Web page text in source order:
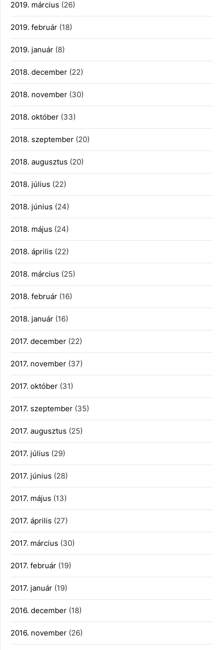
2019. március (26)
2019. február (18)
2019. január (8)
2018. december (22)
2018. november (30)
2018. október (33)
2018. szeptember (20)
2018. augusztus (20)
2018. július (22)
2018. június (24)
2018. május (24)
2018. április (22)
2018. március (25)
2018. február (16)
2018. január (16)
2017. december (22)
2017. november (37)
2017. október (31)
2017. szeptember (35)
2017. augusztus (25)
2017. július (29)
2017. június (28)
2017. május (13)
2017. április (27)
2017. március (30)
2017. február (19)
2017. január (19)
2016. december (18)
2016. november (26)